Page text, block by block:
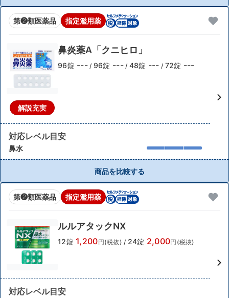
第❷類医薬品 指定濫用薬
解説充実
鼻炎薬A「クニヒロ」
96錠 --- / 96錠 --- / 48錠 --- / 72錠 ---
対応レベル目安
鼻水
商品を比較する
第❷類医薬品 指定濫用薬
ルルアタックNX
12錠 1,200円(税抜) / 24錠 2,000円(税抜)
対応レベル目安